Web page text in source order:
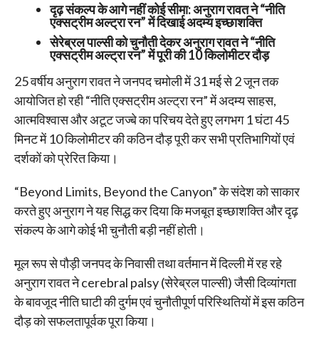
दृढ़ संकल्प के आगे नहीं कोई सीमा: अनुराग रावत ने “नीति
एक्सट्रीम अल्ट्रा रन” में दिखाई अदम्य इच्छाशक्ति
सेरेब्रल पाल्सी को चुनौती देकर अनुराग रावत ने “नीति
एक्सट्रीम अल्ट्रा रन” में पूरी की 10 किलोमीटर दौड़
25 वर्षीय अनुराग रावत ने जनपद चमोली में 31 मई से 2 जून तक
आयोजित हो रही “नीति एक्सट्रीम अल्ट्रा रन” में अदम्य साहस,
आत्मविश्वास और अटूट जज्बे का परिचय देते हुए लगभग 1 घंटा 45
मिनट में 10 किलोमीटर की कठिन दौड़ पूरी कर सभी प्रतिभागियों एवं
दर्शकों को प्रेरित किया।
“Beyond Limits, Beyond the Canyon” के संदेश को साकार
करते हुए अनुराग ने यह सिद्ध कर दिया कि मजबूत इच्छाशक्ति और दृढ़
संकल्प के आगे कोई भी चुनौती बड़ी नहीं होती।
मूल रूप से पौड़ी जनपद के निवासी तथा वर्तमान में दिल्ली में रह रहे
अनुराग रावत ने cerebral palsy (सेरेब्रल पाल्सी) जैसी दिव्यांगता
के बावजूद नीति घाटी की दुर्गम एवं चुनौतीपूर्ण परिस्थितियों में इस कठिन
दौड़ को सफलतापूर्वक पूरा किया।